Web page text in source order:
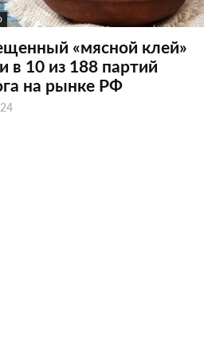
«мясной клей»
в 10 из 188 партий
на рынке РФ